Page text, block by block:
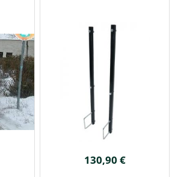
130,90 €